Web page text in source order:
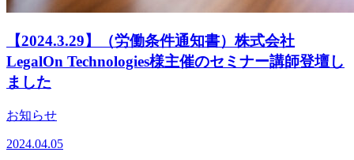
【2024.3.29】（労働条件通知書）株式会社
LegalOn Technologies様主催のセミナー講師登壇し
ました
お知らせ
2024.04.05